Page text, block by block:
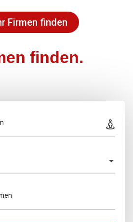
Firmen finden
finden.